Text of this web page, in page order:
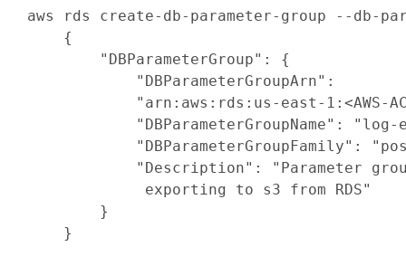
aws rds create-db-parameter-group --db-
{
"DBParameterGroup" :
{
"DBParameterGroupArn" :
"arn:aws:rds:us-east-1:<AWS-
"DBParameterGroupName" :
"log-
"DBParameterGroupFamily" :
"Description" :
"Parameter
             exporting to s3 from RDS"
}
}